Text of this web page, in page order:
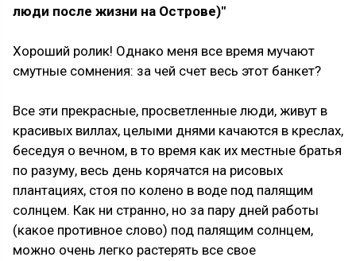
люди после жизни на Острове)"
Хороший ролик! Однако меня все время мучают
смутные сомнения: за чей счет весь этот банкет?
Все эти прекрасные, просветленные люди, живут в
красивых виллах, целыми днями качаются в креслах,
беседуя о вечном, в то время как их местные братья
по разуму, весь день корячатся на рисовых
плантациях, стоя по колено в воде под палящим
солнцем. Как ни странно, но за пару дней работы
(какое противное слово) под палящим солнцем,
можно очень легко растерять все свое